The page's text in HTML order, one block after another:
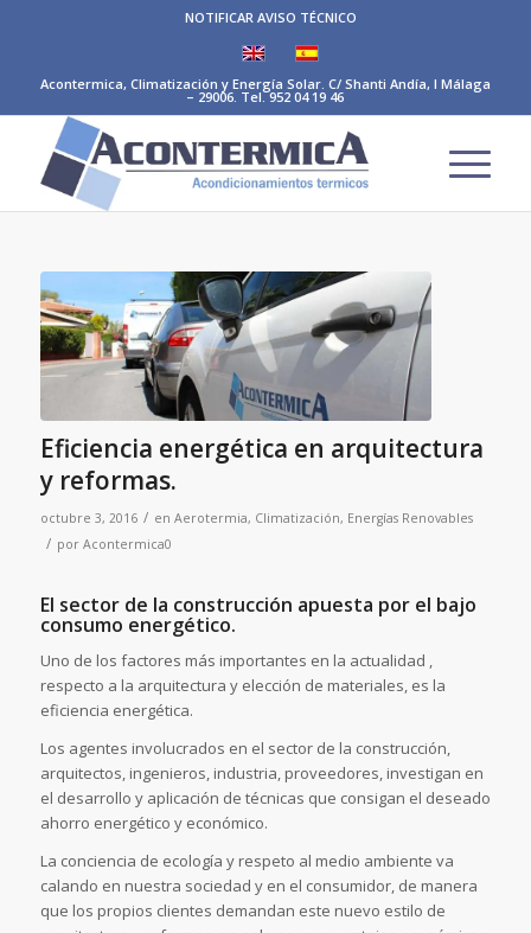
NOTIFICAR AVISO TÉCNICO
Acontermica, Climatización y Energía Solar. C/ Shanti Andía, I Málaga
– 29006. Tel. 952 04 19 46
Eficiencia energética en arquitectura
y reformas.
octubre 3, 2016 / en Aerotermia, Climatización, Energías Renovables
/ por Acontermica0
El sector de la construcción apuesta por el bajo
consumo energético.
Uno de los factores más importantes en la actualidad ,
respecto a la arquitectura y elección de materiales, es la
eficiencia energética.
Los agentes involucrados en el sector de la construcción,
arquitectos, ingenieros, industria, proveedores, investigan en
el desarrollo y aplicación de técnicas que consigan el deseado
ahorro energético y económico.
La conciencia de ecología y respeto al medio ambiente va
calando en nuestra sociedad y en el consumidor, de manera
que los propios clientes demandan este nuevo estilo de